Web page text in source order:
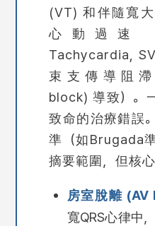
(VT) 和伴隨寬
心動過速
Tachycardia,
束支傳導阻
block) 導致）。
致命的治療錯誤
準（如Brugada
摘要範圍，但核
房室脫離 (AV
寬QRS心律中